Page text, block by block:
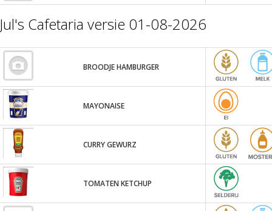
Jul's Cafetaria versie 01-08-2026
BROODJE HAMBURGER
MAYONAISE
CURRY GEWURZ
TOMATEN KETCHUP